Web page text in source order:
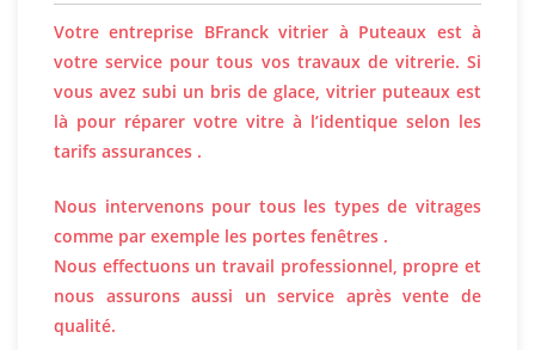
Votre entreprise BFranck vitrier à Puteaux est à
votre service pour tous vos travaux de vitrerie. Si
vous avez subi un bris de glace, vitrier puteaux est
là pour réparer votre vitre à l’identique selon les
tarifs assurances .
Nous intervenons pour tous les types de vitrages
comme par exemple les portes fenêtres .
Nous effectuons un travail professionnel, propre et
nous assurons aussi un service après vente de
qualité.